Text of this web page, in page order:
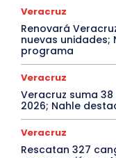
Veracruz
Renovará
nuevas unidades;
programa
Veracruz
Veracruz suma
2026; Nahle
Veracruz
Rescatan 327